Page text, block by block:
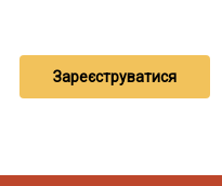
Зареєструватися